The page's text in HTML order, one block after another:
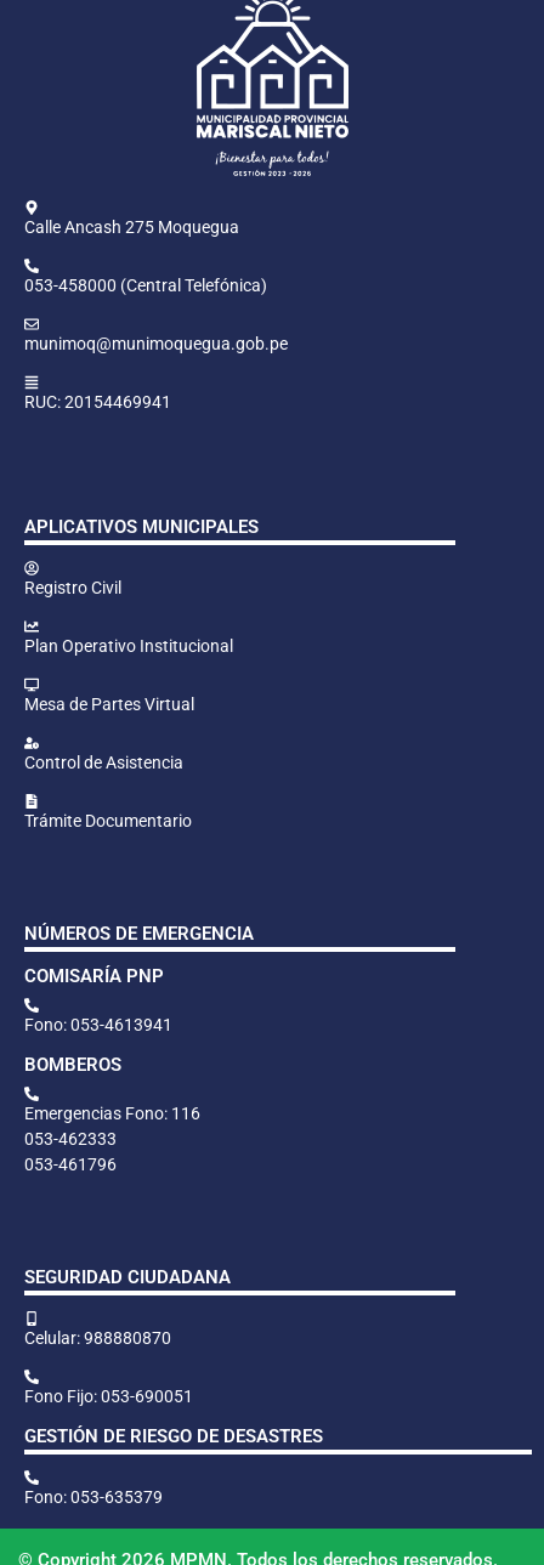
Calle Ancash 275 Moquegua
053-458000 (Central Telefónica)
munimoq@munimoquegua.gob.pe
RUC: 20154469941
APLICATIVOS MUNICIPALES
Registro Civil
Plan Operativo Institucional
Mesa de Partes Virtual
Control de Asistencia
Trámite Documentario
NÚMEROS DE EMERGENCIA
COMISARÍA PNP
Fono: 053-4613941
BOMBEROS
Emergencias Fono: 116
053-462333
053-461796
SEGURIDAD CIUDADANA
Celular: 988880870
Fono Fijo: 053-690051
GESTIÓN DE RIESGO DE DESASTRES
Fono: 053-635379
© Copyright 2026 MPMN. Todos los derechos reservados.